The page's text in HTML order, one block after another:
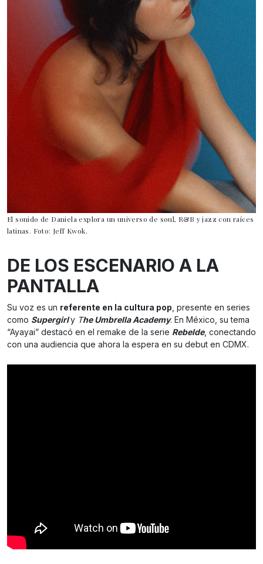
El sonido de Daniela explora un universo de soul, R&B y jazz con raíces
latinas. Foto: Jeff Kwok.
DE LOS ESCENARIO A LA
PANTALLA
Su voz es un referente en la cultura pop , presente en series
como Supergirly The Umbrella Academy. En México, su tema
“Ayayai” destacó en el remake de la serie Rebelde, conectando
con una audiencia que ahora la espera en su debut en CDMX.